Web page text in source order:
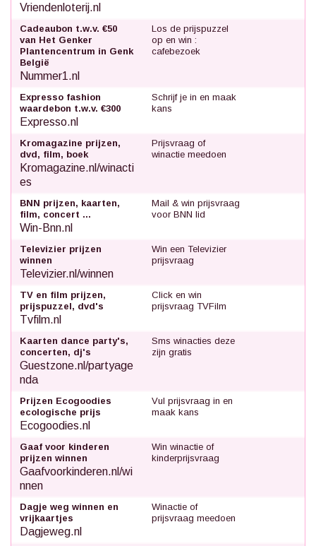
Vriendenloterij.nl
Cadeaubon t.w.v. €50
van Het Genker
Plantencentrum in Genk
België
Nummer1.nl
Los de prijspuzzel
op en win :
cafebezoek
Expresso fashion
waardebon t.w.v. €300
Expresso.nl
Schrijf je in en maak
kans
Kromagazine prijzen,
dvd, film, boek
Kromagazine.nl/winacti
es
Prijsvraag of
winactie meedoen
BNN prijzen, kaarten,
film, concert ...
Win-Bnn.nl
Mail & win prijsvraag
voor BNN lid
Televizier prijzen
winnen
Televizier.nl/winnen
Win een Televizier
prijsvraag
TV en film prijzen,
prijspuzzel, dvd's
Tvfilm.nl
Click en win
prijsvraag TVFilm
Kaarten dance party's,
concerten, dj's
Guestzone.nl/partyage
nda
Sms winacties deze
zijn gratis
Prijzen Ecogoodies
ecologische prijs
Ecogoodies.nl
Vul prijsvraag in en
maak kans
Gaaf voor kinderen
prijzen winnen
Gaafvoorkinderen.nl/wi
nnen
Win winactie of
kinderprijsvraag
Dagje weg winnen en
vrijkaartjes
Dagjeweg.nl
Winactie of
prijsvraag meedoen